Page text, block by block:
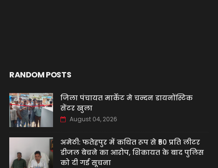
RANDOM POSTS
जिला पंचायत मार्केट मे चन्दन डायनोंस्टिक
सेंटर खुला
August 04, 2026
अमेठी: फतेहपुर में कथित रूप से ₹50 प्रति लीटर
डीजल बेचने का आरोप, शिकायत के बाद पुलिस
को दी गई सूचना